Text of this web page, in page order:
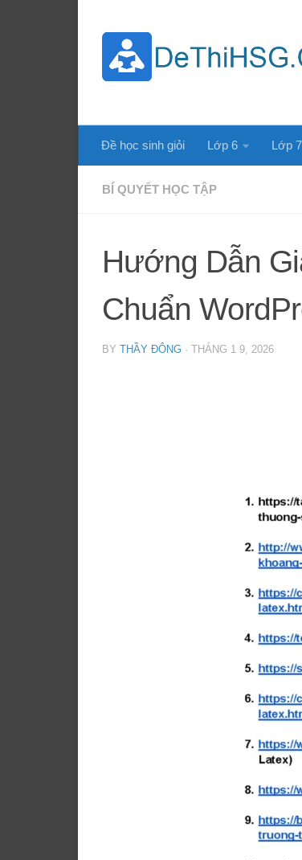
Đề học sinh giỏi Lớp 6 Lớp 7
BÍ QUYẾT HỌC TẬP
Hướng Dẫn
Chuẩn
BY THẦY ĐÔNG · THÁNG 1 9, 2026